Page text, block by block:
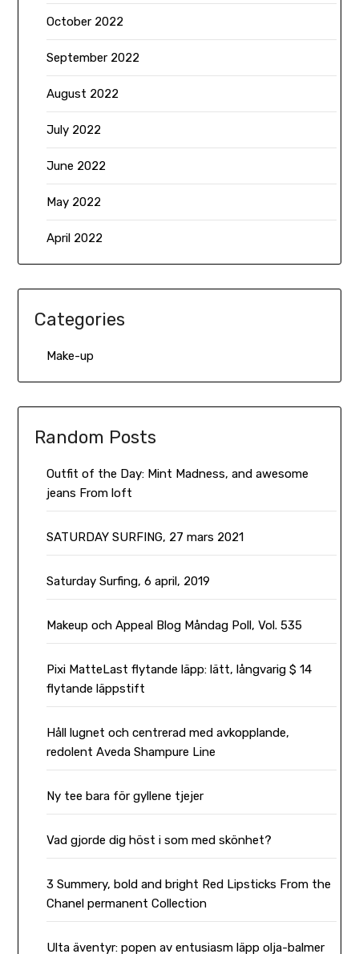
October 2022
September 2022
August 2022
July 2022
June 2022
May 2022
April 2022
Categories
Make-up
Random Posts
Outfit of the Day: Mint Madness, and awesome
jeans From loft
SATURDAY SURFING, 27 mars 2021
Saturday Surfing, 6 april, 2019
Makeup och Appeal Blog Måndag Poll, Vol. 535
Pixi MatteLast flytande läpp: lätt, långvarig $ 14
flytande läppstift
Håll lugnet och centrerad med avkopplande,
redolent Aveda Shampure Line
Ny tee bara för gyllene tjejer
Vad gjorde dig höst i som med skönhet?
3 Summery, bold and bright Red Lipsticks From the
Chanel permanent Collection
Ulta äventyr: popen av entusiasm läpp olja-balmer